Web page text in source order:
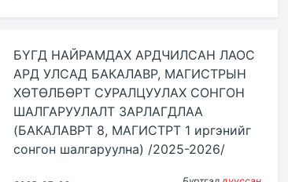
БҮГД НАЙРАМДАХ АРДЧИЛСАН ЛАОС
АРД УЛСАД БАКАЛАВР, МАГИСТРЫН
ХӨТӨЛБӨРТ СУРАЛЦУУЛАХ СОНГОН
ШАЛГАРУУЛАЛТ ЗАРЛАГДЛАА
(БАКАЛАВРТ 8, МАГИСТРТ 1 иргэнийг
сонгон шалгаруулна) /2025-2026/